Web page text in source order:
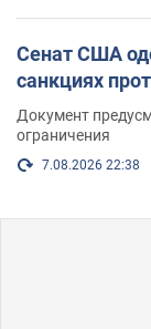
Сенат США
санкциях
Документ
ограничения
7.08.2026 22:38